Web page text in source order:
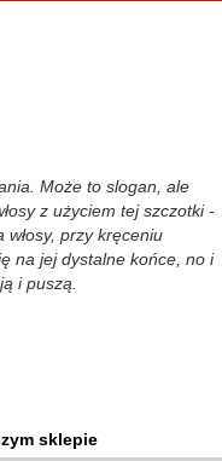
Może to slogan, ale
z użyciem tej szczotki -
włosy, przy kręceniu
na jej dystalne końce, no i
i puszą.
sklepie